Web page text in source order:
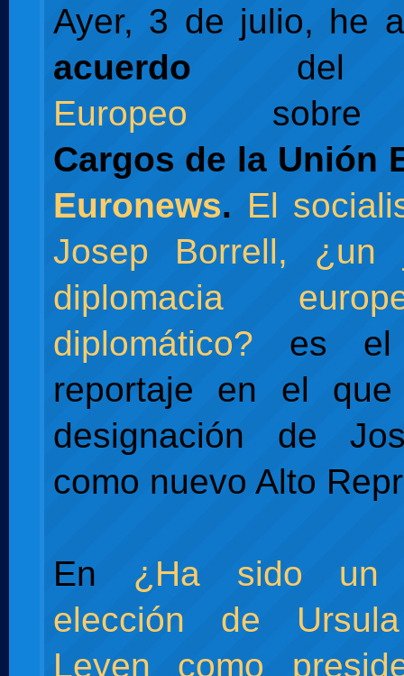
Ayer, 3 de julio, he
acuerdo
Europeo
Cargos de la Unión
Euronews. El
Josep Borrell,
diplomacia
diplomático? es el
reportaje en el
designación de
como nuevo Alto
En ¿Ha sido un
elección de
Leyen como